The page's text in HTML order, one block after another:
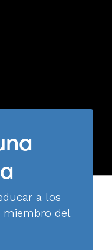
a los
miembro del